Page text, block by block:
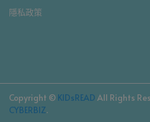
隱私政策
Copyright © KIDsREAD All Rights
CYBERBIZ.